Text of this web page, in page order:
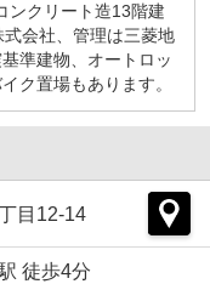
ンクリート造13階建
会社、管理は三菱地
準建物、オートロッ
ク置場もあります。
目12-14
徒歩4分